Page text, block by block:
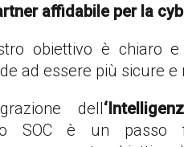
affidabile per la
obiettivo è chiaro
ad essere più sicure e
dell
SOC è un passo